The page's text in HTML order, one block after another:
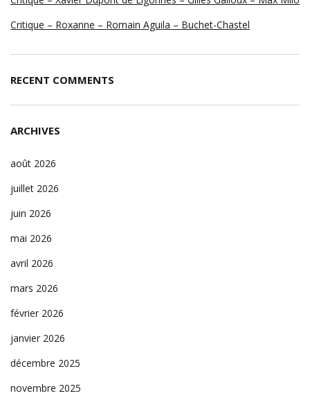
Critique – Roxanne – Romain Aguila – Buchet-Chastel
RECENT COMMENTS
ARCHIVES
août 2026
juillet 2026
juin 2026
mai 2026
avril 2026
mars 2026
février 2026
janvier 2026
décembre 2025
novembre 2025